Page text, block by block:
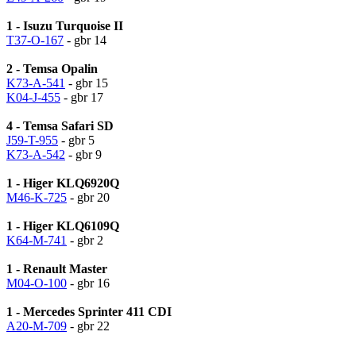
1 - Isuzu Turquoise II
T37-O-167 - gbr 14
2 - Temsa Opalin
K73-A-541 - gbr 15
K04-J-455 - gbr 17
4 - Temsa Safari SD
J59-T-955 - gbr 5
K73-A-542 - gbr 9
1 - Higer KLQ6920Q
M46-K-725 - gbr 20
1 - Higer KLQ6109Q
K64-M-741 - gbr 2
1 - Renault Master
M04-O-100 - gbr 16
1 - Mercedes Sprinter 411 CDI
A20-M-709 - gbr 22